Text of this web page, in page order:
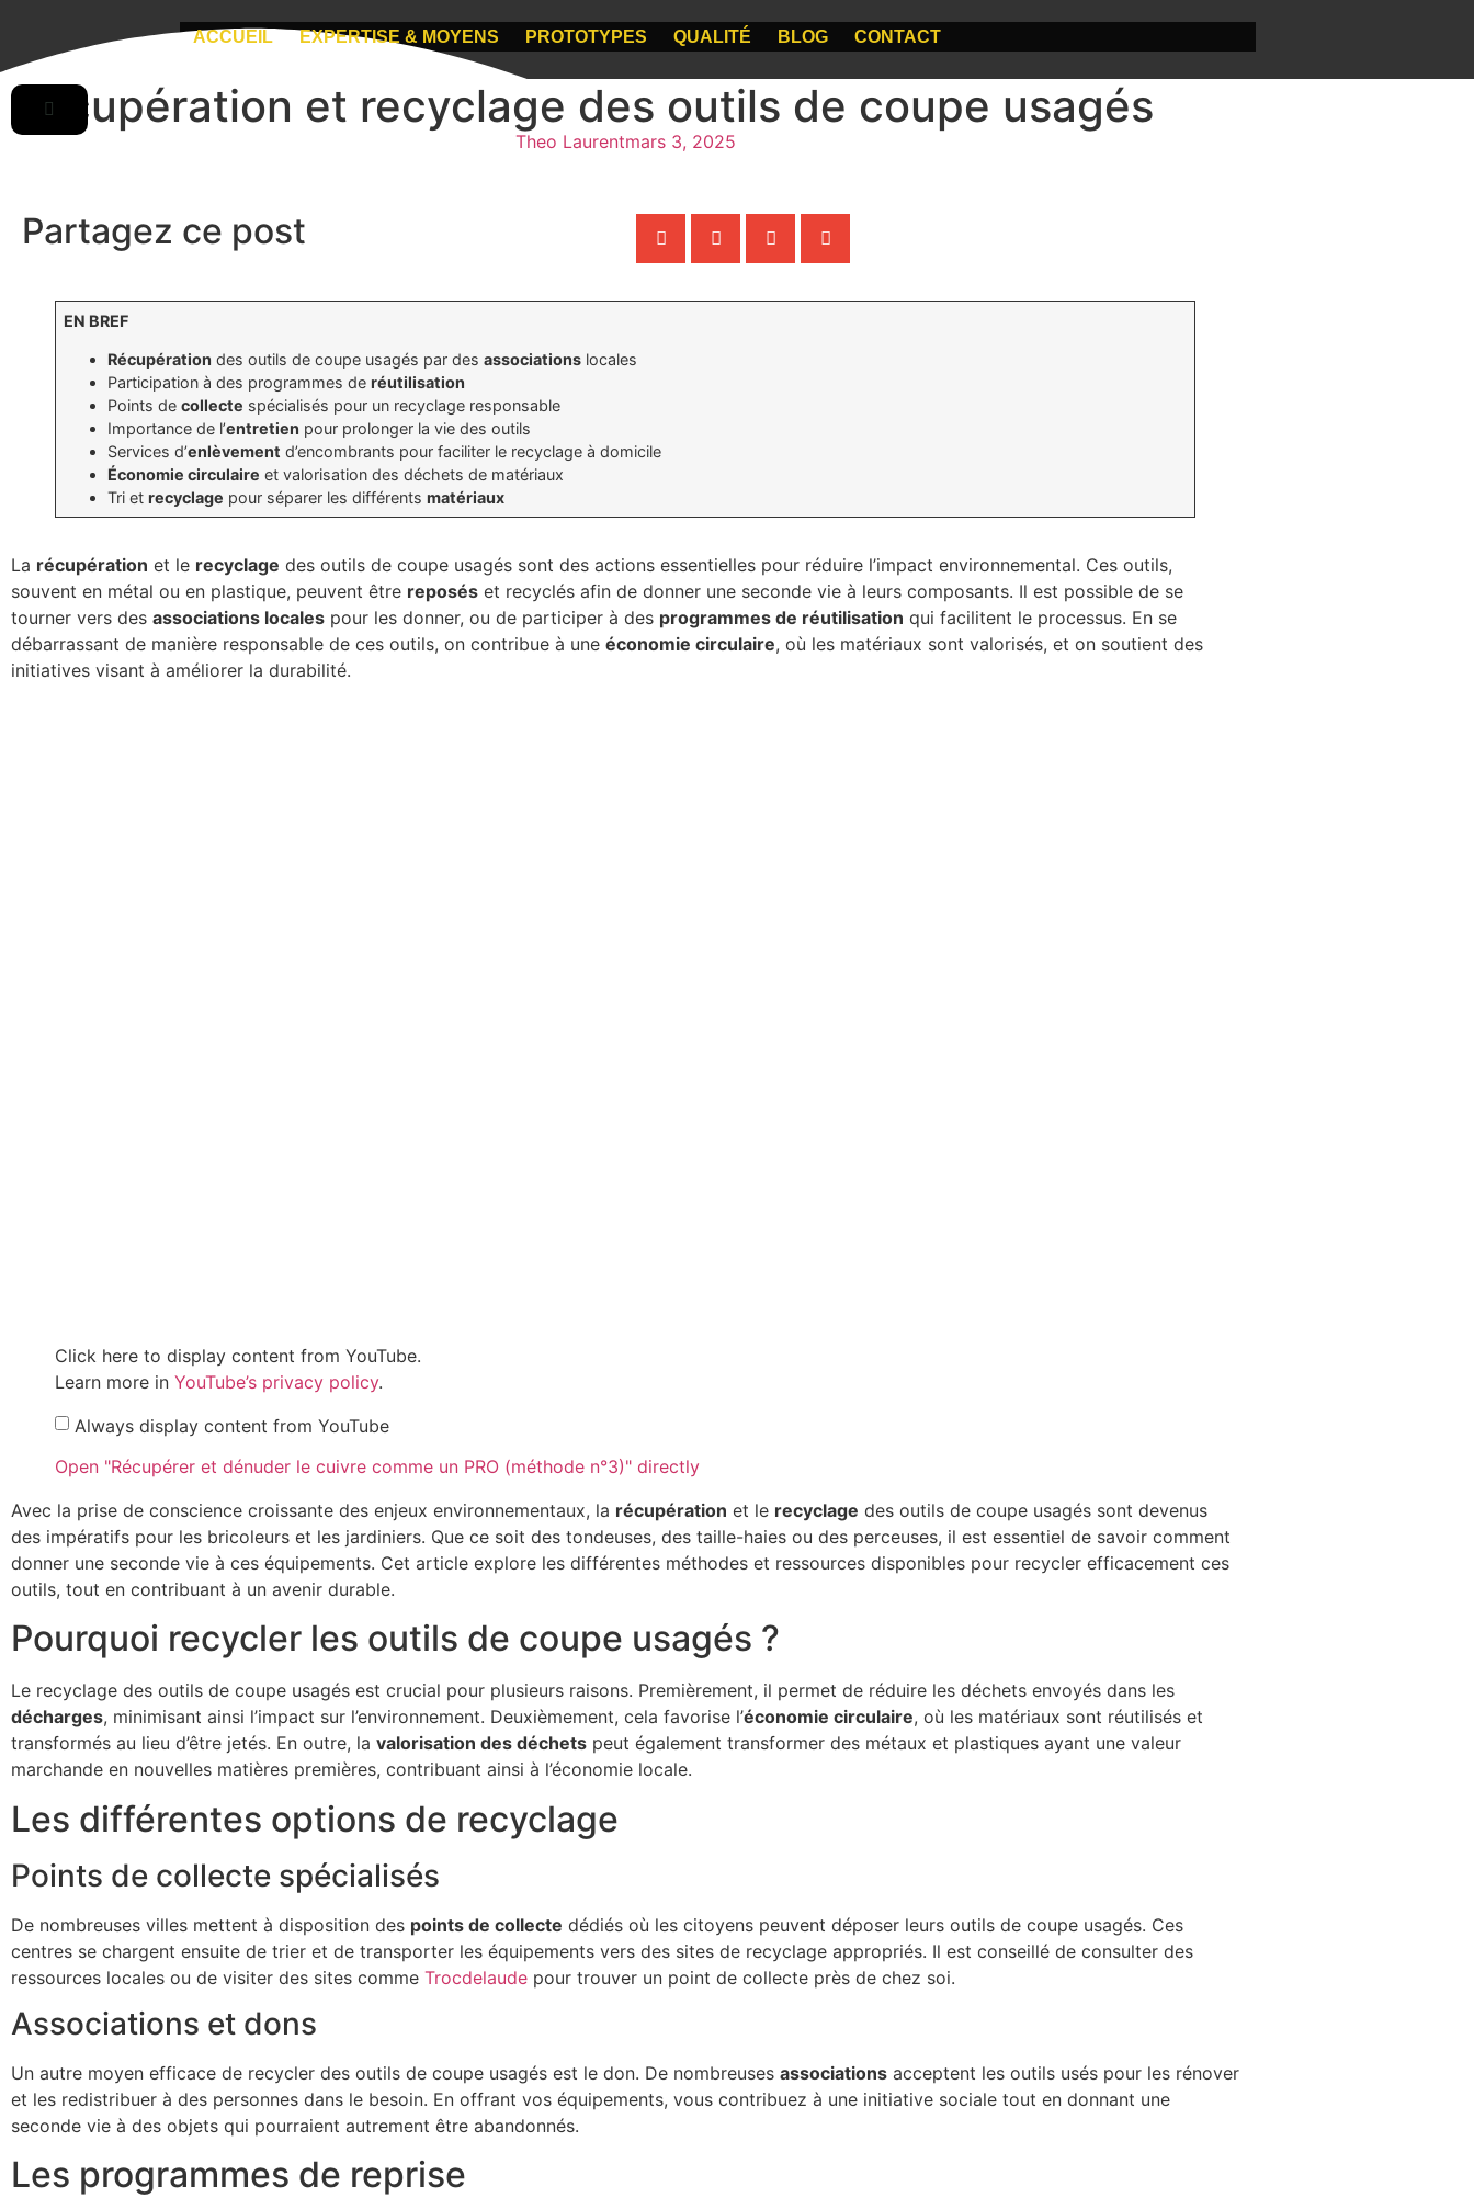
ACCUEIL EXPERTISE & MOYENS PROTOTYPES QUALITÉ BLOG CONTACT
Récupération et recyclage des outils de coupe usagés
Theo Laurentmars 3, 2025
Partagez ce post
EN BREF
Récupération des outils de coupe usagés par desassociations locales
Participation à des programmes deréutilisation
Points decollecte spécialisés pour un recyclage responsable
Importance de l’entretien pour prolonger la vie des outils
Services d’enlèvement d’encombrants pour faciliter le recyclage à domicile
Économie circulaire et valorisation des déchets de matériaux
Tri etrecyclage pour séparer les différentsmatériaux
La récupération et le recyclage des outils de coupe usagés sont des actions essentielles pour réduire l’impact environnemental. Ces outils,
souvent en métal ou en plastique, peuvent être reposés et recyclés afin de donner une seconde vie à leurs composants. Il est possible de se
tourner vers des associations locales pour les donner, ou de participer à des programmes de réutilisation qui facilitent le processus. En se
débarrassant de manière responsable de ces outils, on contribue à une économie circulaire, où les matériaux sont valorisés, et on soutient des
initiatives visant à améliorer la durabilité.
Click here to display content from YouTube.
Learn more in YouTube’s privacy policy.
Always display content from YouTube
Open "Récupérer et dénuder le cuivre comme un PRO (méthode n°3)" directly
Avec la prise de conscience croissante des enjeux environnementaux, la récupération et le recyclage des outils de coupe usagés sont devenus
des impératifs pour les bricoleurs et les jardiniers. Que ce soit des tondeuses, des taille-haies ou des perceuses, il est essentiel de savoir comment
donner une seconde vie à ces équipements. Cet article explore les différentes méthodes et ressources disponibles pour recycler efficacement ces
outils, tout en contribuant à un avenir durable.
Pourquoi recycler les outils de coupe usagés ?
Le recyclage des outils de coupe usagés est crucial pour plusieurs raisons. Premièrement, il permet de réduire les déchets envoyés dans les
décharges, minimisant ainsi l’impact sur l’environnement. Deuxièmement, cela favorise l’économie circulaire, où les matériaux sont réutilisés et
transformés au lieu d’être jetés. En outre, la valorisation des déchets peut également transformer des métaux et plastiques ayant une valeur
marchande en nouvelles matières premières, contribuant ainsi à l’économie locale.
Les différentes options de recyclage
Points de collecte spécialisés
De nombreuses villes mettent à disposition des points de collecte dédiés où les citoyens peuvent déposer leurs outils de coupe usagés. Ces
centres se chargent ensuite de trier et de transporter les équipements vers des sites de recyclage appropriés. Il est conseillé de consulter des
ressources locales ou de visiter des sites comme Trocdelaude pour trouver un point de collecte près de chez soi.
Associations et dons
Un autre moyen efficace de recycler des outils de coupe usagés est le don. De nombreuses associations acceptent les outils usés pour les rénover
et les redistribuer à des personnes dans le besoin. En offrant vos équipements, vous contribuez à une initiative sociale tout en donnant une
seconde vie à des objets qui pourraient autrement être abandonnés.
Les programmes de reprise